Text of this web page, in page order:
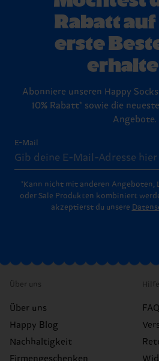
Schritt-für-Schritt-Anleitung für
Rabatt
erste
Abonniere unseren Happy
10% Rabatt* sowie die
Angebote.
E-Mail
*Kann nicht mit anderen
oder Sale Produkten kombiniert
akzeptierst du unsere
Über uns
Über uns
Happy Blog
Nachhaltigkeit
Firmengeschenken
Hilfe